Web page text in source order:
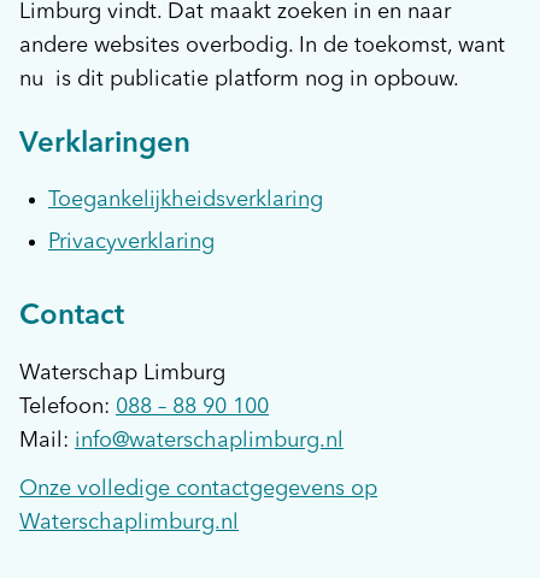
Limburg vindt. Dat maakt zoeken in en naar
andere websites overbodig. In de toekomst, want
nu is dit publicatie platform nog in opbouw.
Verklaringen
Toegankelijkheidsverklaring
Privacyverklaring
Contact
Waterschap Limburg
Telefoon: 088 – 88 90 100
Mail: info@waterschaplimburg.nl
Onze volledige contactgegevens op
Waterschaplimburg.nl